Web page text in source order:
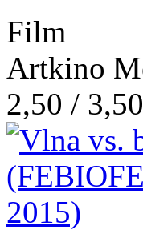
Film
Artkino
2,50 /